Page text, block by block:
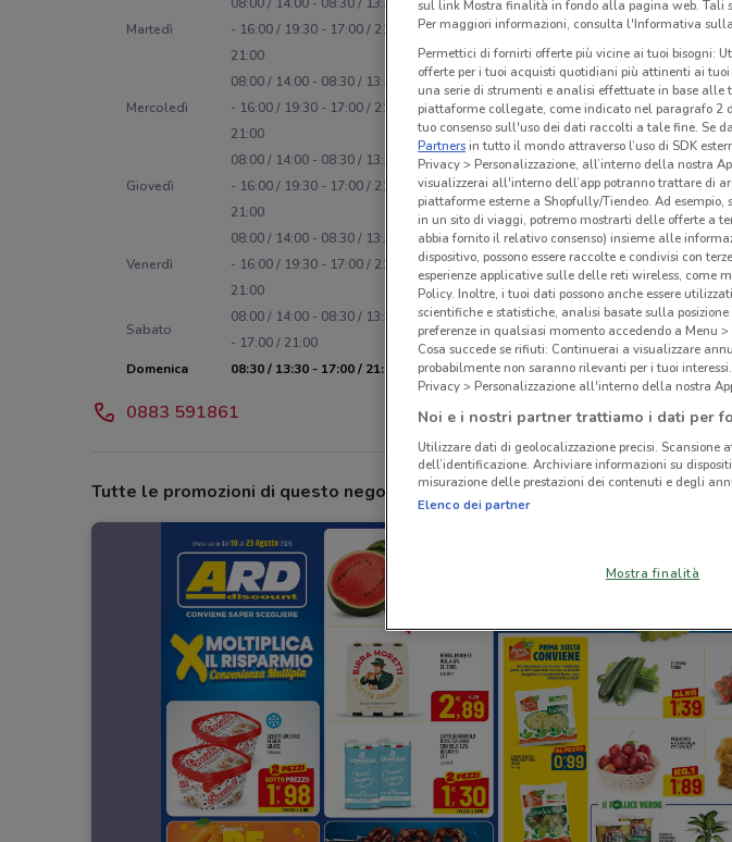
Martedì
- 16:00 / 19:30 - 17:00 / 21:00 - 17:00 /
21:00
Mercoledì
08:00 / 14:00 - 08:30 / 13:30 - 08:30 / 13:30
- 16:00 / 19:30 - 17:00 / 21:00 - 17:00 /
21:00
Giovedì
08:00 / 14:00 - 08:30 / 13:30 - 08:30 / 13:30
- 16:00 / 19:30 - 17:00 / 21:00 - 17:00 /
21:00
Venerdì
08:00 / 14:00 - 08:30 / 13:30 - 08:30 / 13:30
- 16:00 / 19:30 - 17:00 / 21:00 - 17:00 /
21:00
Sabato
08:00 / 14:00 - 08:30 / 13:30 - 16:00 / 19:30
- 17:00 / 21:00
Domenica
08:30 / 13:30 - 17:00 / 21:00
0883 591861
Tutte le promozioni di questo negozio
sul link Mostra finalità in fondo alla pagina web. Tali
Per maggiori informazioni, consulta l'Informativa
Permettici di fornirti offerte più vicine ai tuoi bisogni:
offerte per i tuoi acquisti quotidiani più attinenti ai
una serie di strumenti e analisi effettuate in base
piattaforme collegate, come indicato nel paragrafo 2
tuo consenso sull'uso dei dati raccolti a tale fine. Se
Partnersin tutto il mondo attraverso l’uso di SDK
Privacy > Personalizzazione, all’interno della nostra
visualizzerai all'interno dell’app potranno trattare di
piattaforme esterne a Shopfully/Tiendeo. Ad
in un sito di viaggi, potremo mostrarti delle offerte a
abbia fornito il relativo consenso) insieme alle
dispositivo, possono essere raccolte e condivisi con
esperienze applicative sulle delle reti wireless, come
Policy. Inoltre, i tuoi dati possono anche essere
scientifiche e statistiche, analisi basate sulla
preferenze in qualsiasi momento accedendo a Menu
Cosa succede se rifiuti: Continuerai a visualizzare
probabilmente non saranno rilevanti per i tuoi
Privacy > Personalizzazione all'interno della nostra
Noi e i nostri partner trattiamo i dati per
Utilizzare dati di geolocalizzazione precisi.
dell’identificazione. Archiviare informazioni su
misurazione delle prestazioni dei contenuti e degli
Elenco dei partner
Mostra finalità